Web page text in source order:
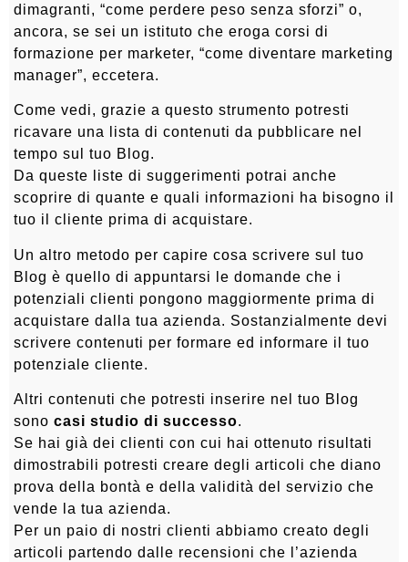
dimagranti, “come perdere peso senza sforzi” o,
ancora, se sei un istituto che eroga corsi di
formazione per marketer, “come diventare marketing
manager”, eccetera.
Come vedi, grazie a questo strumento potresti
ricavare una lista di contenuti da pubblicare nel
tempo sul tuo Blog.
Da queste liste di suggerimenti potrai anche
scoprire di quante e quali informazioni ha bisogno il
tuo il cliente prima di acquistare.
Un altro metodo per capire cosa scrivere sul tuo
Blog è quello di appuntarsi le domande che i
potenziali clienti pongono maggiormente prima di
acquistare dalla tua azienda. Sostanzialmente devi
scrivere contenuti per formare ed informare il tuo
potenziale cliente.
Altri contenuti che potresti inserire nel tuo Blog
sono casi studio di successo.
Se hai già dei clienti con cui hai ottenuto risultati
dimostrabili potresti creare degli articoli che diano
prova della bontà e della validità del servizio che
vende la tua azienda.
Per un paio di nostri clienti abbiamo creato degli
articoli partendo dalle recensioni che l’azienda